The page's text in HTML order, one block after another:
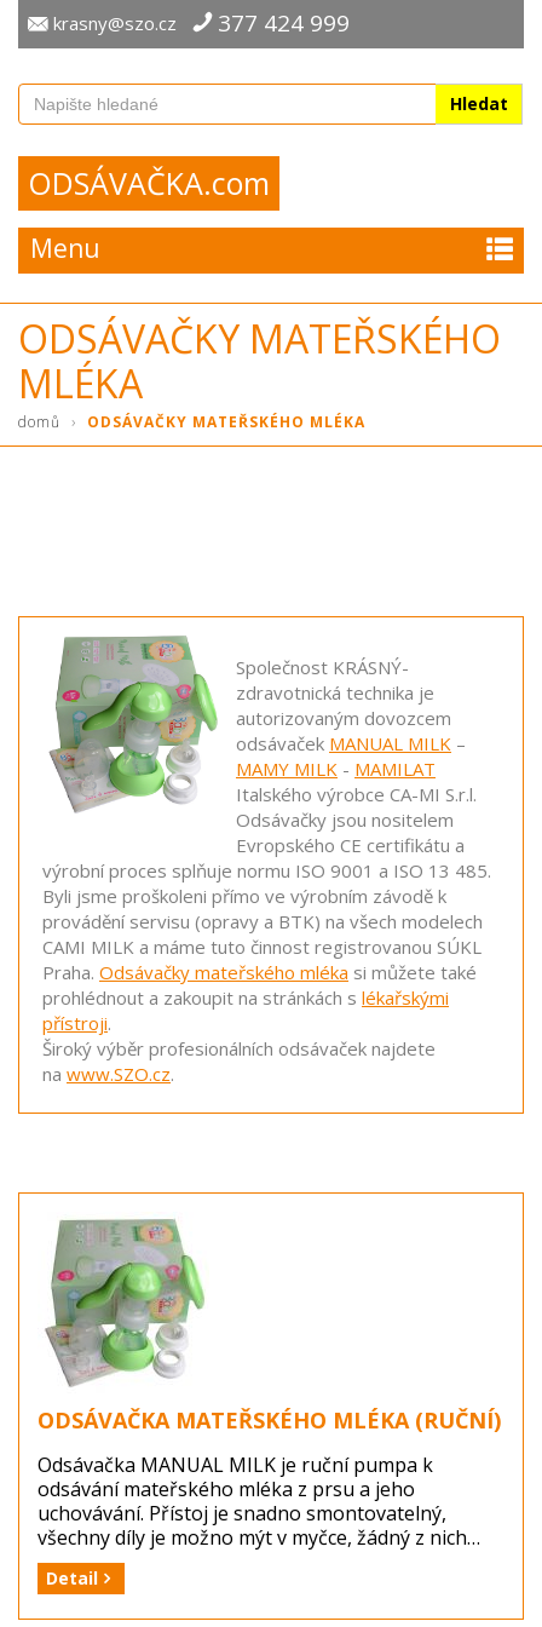
krasny@szo.cz 377 424 999
Hledat
ODSÁVAČKA.com
Menu
ODSÁVAČKY MATEŘSKÉHO
MLÉKA
domů › ODSÁVAČKY MATEŘSKÉHO MLÉKA
Společnost KRÁSNÝ-
zdravotnická technika je
autorizovaným dovozcem
odsávaček MANUAL MILK –
MAMY MILK - MAMILAT
Italského výrobce CA-MI S.r.l.
Odsávačky jsou nositelem
Evropského CE certifikátu a
výrobní proces splňuje normu ISO 9001 a ISO 13 485.
Byli jsme proškoleni přímo ve výrobním závodě k
provádění servisu (opravy a BTK) na všech modelech
CAMI MILK a máme tuto činnost registrovanou SÚKL
Praha. Odsávačky mateřského mléka si můžete také
prohlédnout a zakoupit na stránkách s lékařskými
přístroji.
Široký výběr profesionálních odsávaček najdete
na www.SZO.cz.
ODSÁVAČKA MATEŘSKÉHO MLÉKA (RUČNÍ)
Odsávačka MANUAL MILK je ruční pumpa k
odsávání mateřského mléka z prsu a jeho
uchovávání. Přístoj je snadno smontovatelný,
všechny díly je možno mýt v myčce, žádný z nich
neobsahuje bisfenol. Součástí prsní pumpy
MANUAL MILK je silikonový polštářek perfektně
Detail